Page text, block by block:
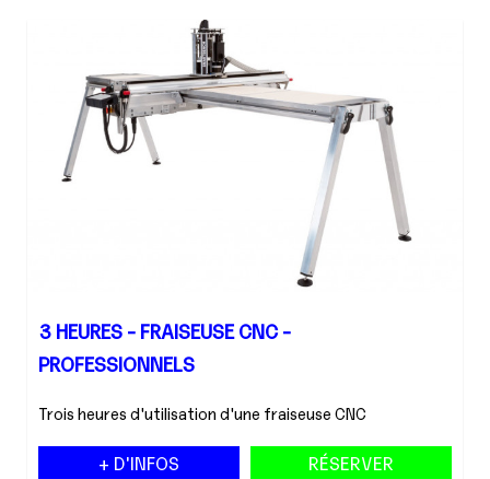
3 HEURES - FRAISEUSE CNC -
PROFESSIONNELS
Trois heures d'utilisation d'une fraiseuse CNC
RÉSERVER
+ D'INFOS